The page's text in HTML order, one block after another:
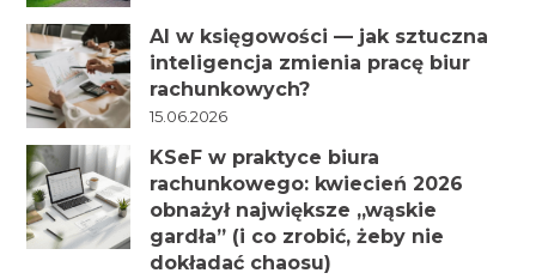
AI w księgowości — jak sztuczna
inteligencja zmienia pracę biur
rachunkowych?
15.06.2026
KSeF w praktyce biura
rachunkowego: kwiecień 2026
obnażył największe „wąskie
gardła” (i co zrobić, żeby nie
dokładać chaosu)